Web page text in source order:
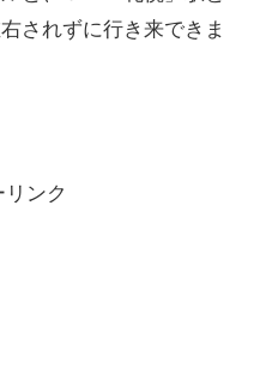
されずに行き来できま
ンク